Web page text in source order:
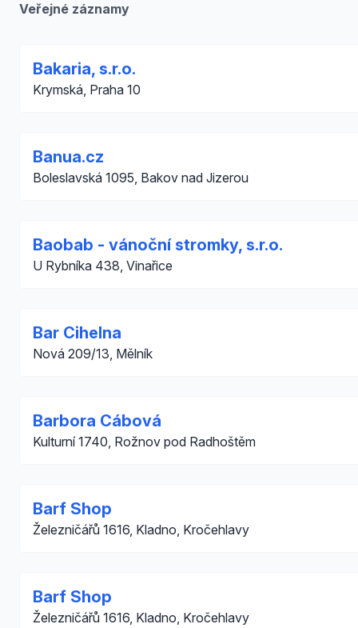
Veřejné záznamy
Bakaria, s.r.o.
Krymská, Praha 10
Banua.cz
Boleslavská 1095, Bakov nad Jizerou
Baobab - vánoční stromky, s.r.o.
U Rybníka 438, Vinařice
Bar Cihelna
Nová 209/13, Mělník
Barbora Cábová
Kulturní 1740, Rožnov pod Radhoštěm
Barf Shop
Železničářů 1616, Kladno, Kročehlavy
Barf Shop
Železničářů 1616, Kladno, Kročehlavy